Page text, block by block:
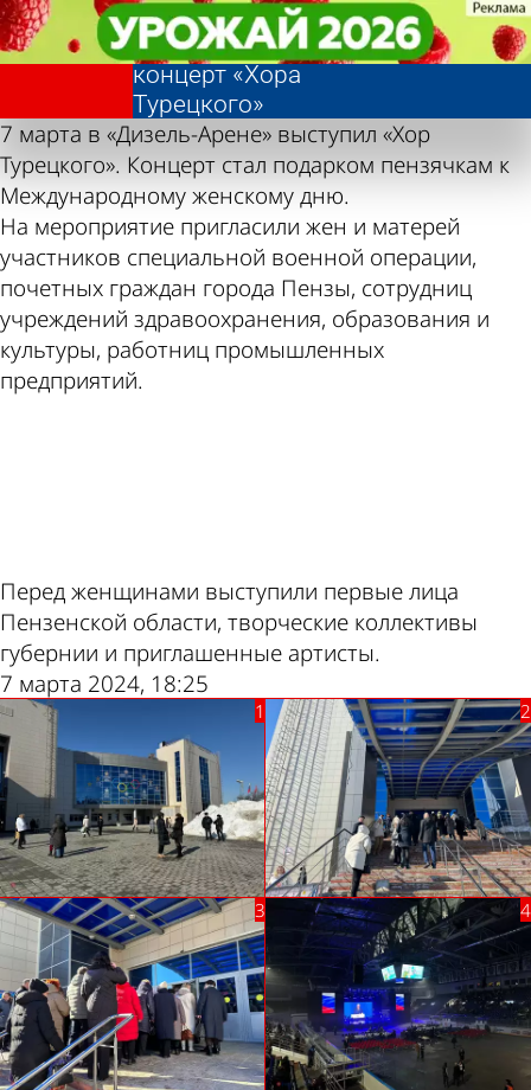
Пензячкам
подарили
концерт «Хора
Турецкого»
Фотолента,
«Культура»
7 марта в «Дизель-Арене» выступил «Хор
Турецкого». Концерт стал подарком пензячкам к
Международному женскому дню.
На мероприятие пригласили жен и матерей
участников специальной военной операции,
почетных граждан города Пензы, сотрудниц
учреждений здравоохранения, образования и
культуры, работниц промышленных
предприятий.
Перед женщинами выступили первые лица
Пензенской области, творческие коллективы
губернии и приглашенные артисты.
7 марта 2024, 18:25
Пензячкам
подарили
концерт «Хора
Турецкого»
Фотолента,
«Культура»